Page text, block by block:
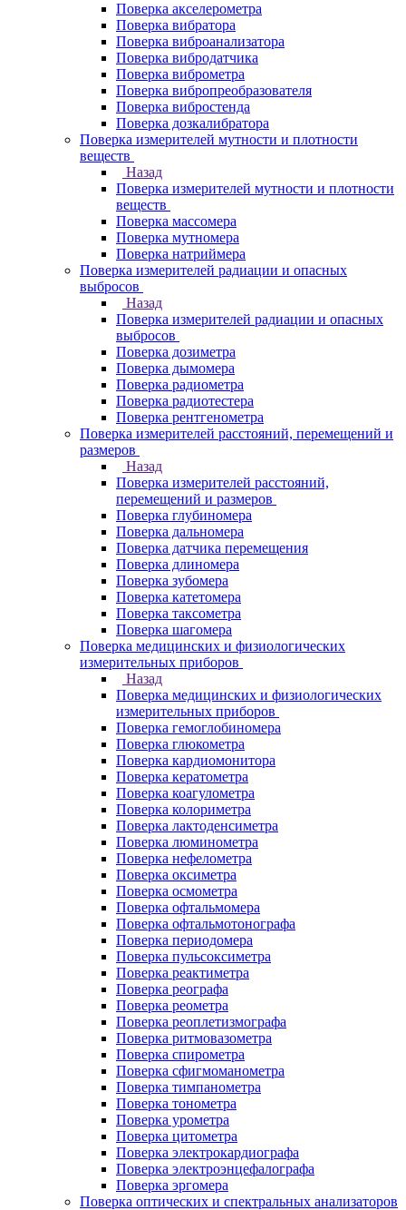
Поверка акселерометра
Поверка вибратора
Поверка виброанализатора
Поверка вибродатчика
Поверка виброметра
Поверка вибропреобразователя
Поверка вибростенда
Поверка дозкалибратора
Поверка измерителей мутности и плотности
веществ
Назад
Поверка измерителей мутности и плотности
веществ
Поверка массомера
Поверка мутномера
Поверка натриймера
Поверка измерителей радиации и опасных
выбросов
Назад
Поверка измерителей радиации и опасных
выбросов
Поверка дозиметра
Поверка дымомера
Поверка радиометра
Поверка радиотестера
Поверка рентгенометра
Поверка измерителей расстояний, перемещений и
размеров
Назад
Поверка измерителей расстояний,
перемещений и размеров
Поверка глубиномера
Поверка дальномера
Поверка датчика перемещения
Поверка длиномера
Поверка зубомера
Поверка катетомера
Поверка таксометра
Поверка шагомера
Поверка медицинских и физиологических
измерительных приборов
Назад
Поверка медицинских и физиологических
измерительных приборов
Поверка гемоглобиномера
Поверка глюкометра
Поверка кардиомонитора
Поверка кератометра
Поверка коагулометра
Поверка колориметра
Поверка лактоденсиметра
Поверка люминометра
Поверка нефелометра
Поверка оксиметра
Поверка осмометра
Поверка офтальмомера
Поверка офтальмотонографа
Поверка периодомера
Поверка пульсоксиметра
Поверка реактиметра
Поверка реографа
Поверка реометра
Поверка реоплетизмографа
Поверка ритмовазометра
Поверка спирометра
Поверка сфигмоманометра
Поверка тимпанометра
Поверка тонометра
Поверка урометра
Поверка цитометра
Поверка электрокардиографа
Поверка электроэнцефалографа
Поверка эргомера
Поверка оптических и спектральных анализаторов